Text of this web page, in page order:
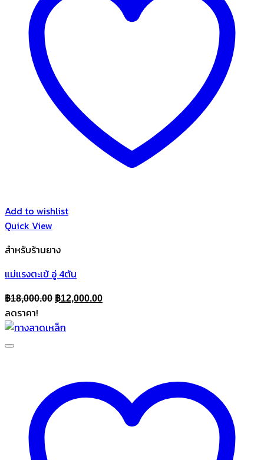
Add to wishlist
Quick View
สำหรับร้านยาง
แม่แรงตะเข้ อู่ 4ตัน
฿18,000.00 Original
was:
฿12,000.00Current
ลดราคา!